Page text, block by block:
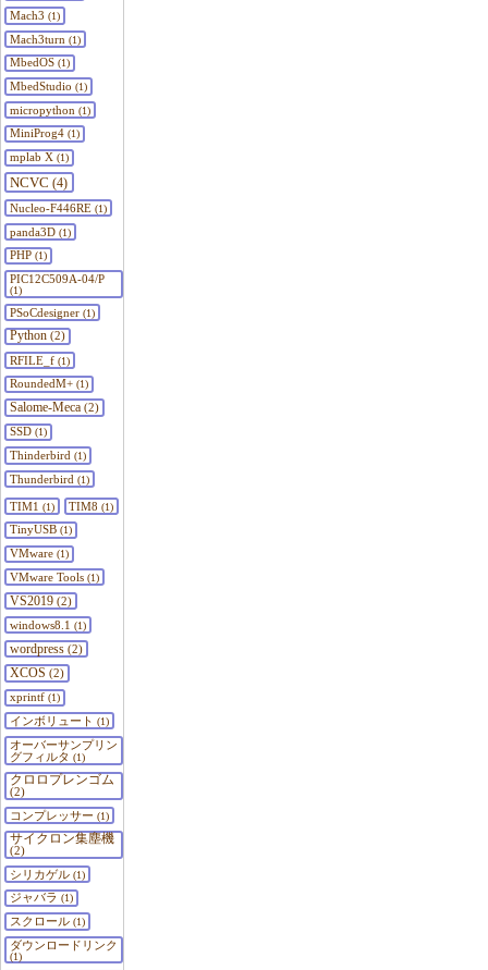
Mach3 (1)
Mach3turn (1)
MbedOS(1)
MbedStudio (1)
micropython (1)
MiniProg4(1)
mplab X(1)
NCVC (4)
Nucleo-F446RE(1)
panda3D(1)
PHP(1)
PIC12C509A-04/P
(1)
PSoCdesigner(1)
Python (2)
RFILE_f(1)
RoundedM+(1)
Salome-Meca (2)
SSD(1)
Thinderbird (1)
Thunderbird (1)
TIM1 (1) TIM8 (1)
TinyUSB(1)
VMware(1)
VMware Tools(1)
VS2019 (2)
windows8.1 (1)
wordpress (2)
XCOS (2)
xprintf(1)
インボリュート (1)
オーバーサンプリン
グフィルタ (1)
クロロプレンゴム
(2)
コンプレッサー (1)
サイクロン集塵機
(2)
シリカゲル(1)
ジャバラ (1)
スクロール(1)
ダウンロードリンク
(1)